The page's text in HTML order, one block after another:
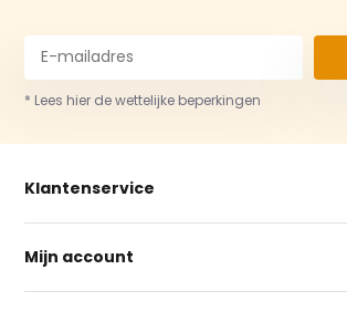
* Lees hier de wettelijke beperkingen
Klantenservice
Mijn account